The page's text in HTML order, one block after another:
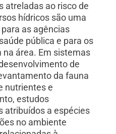
atreladas ao risco de
hídricos são uma
as agências
pública e para os
área. Em sistemas
de
da fauna
nutrientes e
estudos
atribuídos a espécies
no ambiente